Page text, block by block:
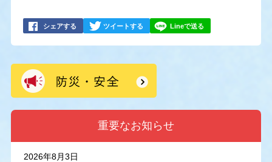
シェアする ツイートする Lineで送る
重要なお知らせ
2026年8月3日